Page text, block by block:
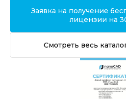
Заявка на получение
лицензии на
Смотреть весь